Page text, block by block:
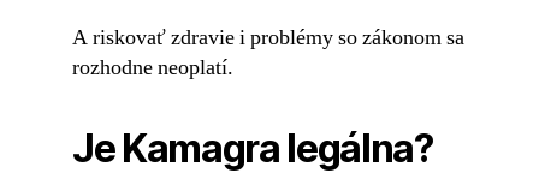
A riskovať zdravie i problémy so zákonom sa
rozhodne neoplatí.
Je Kamagra legálna?